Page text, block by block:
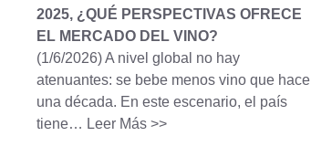
2025, ¿QUÉ PERSPECTIVAS OFRECE
EL MERCADO DEL VINO?
(1/6/2026)A nivel global no hay
atenuantes: se bebe menos vino que hace
una década. En este escenario, el país
tiene… Leer Más >>